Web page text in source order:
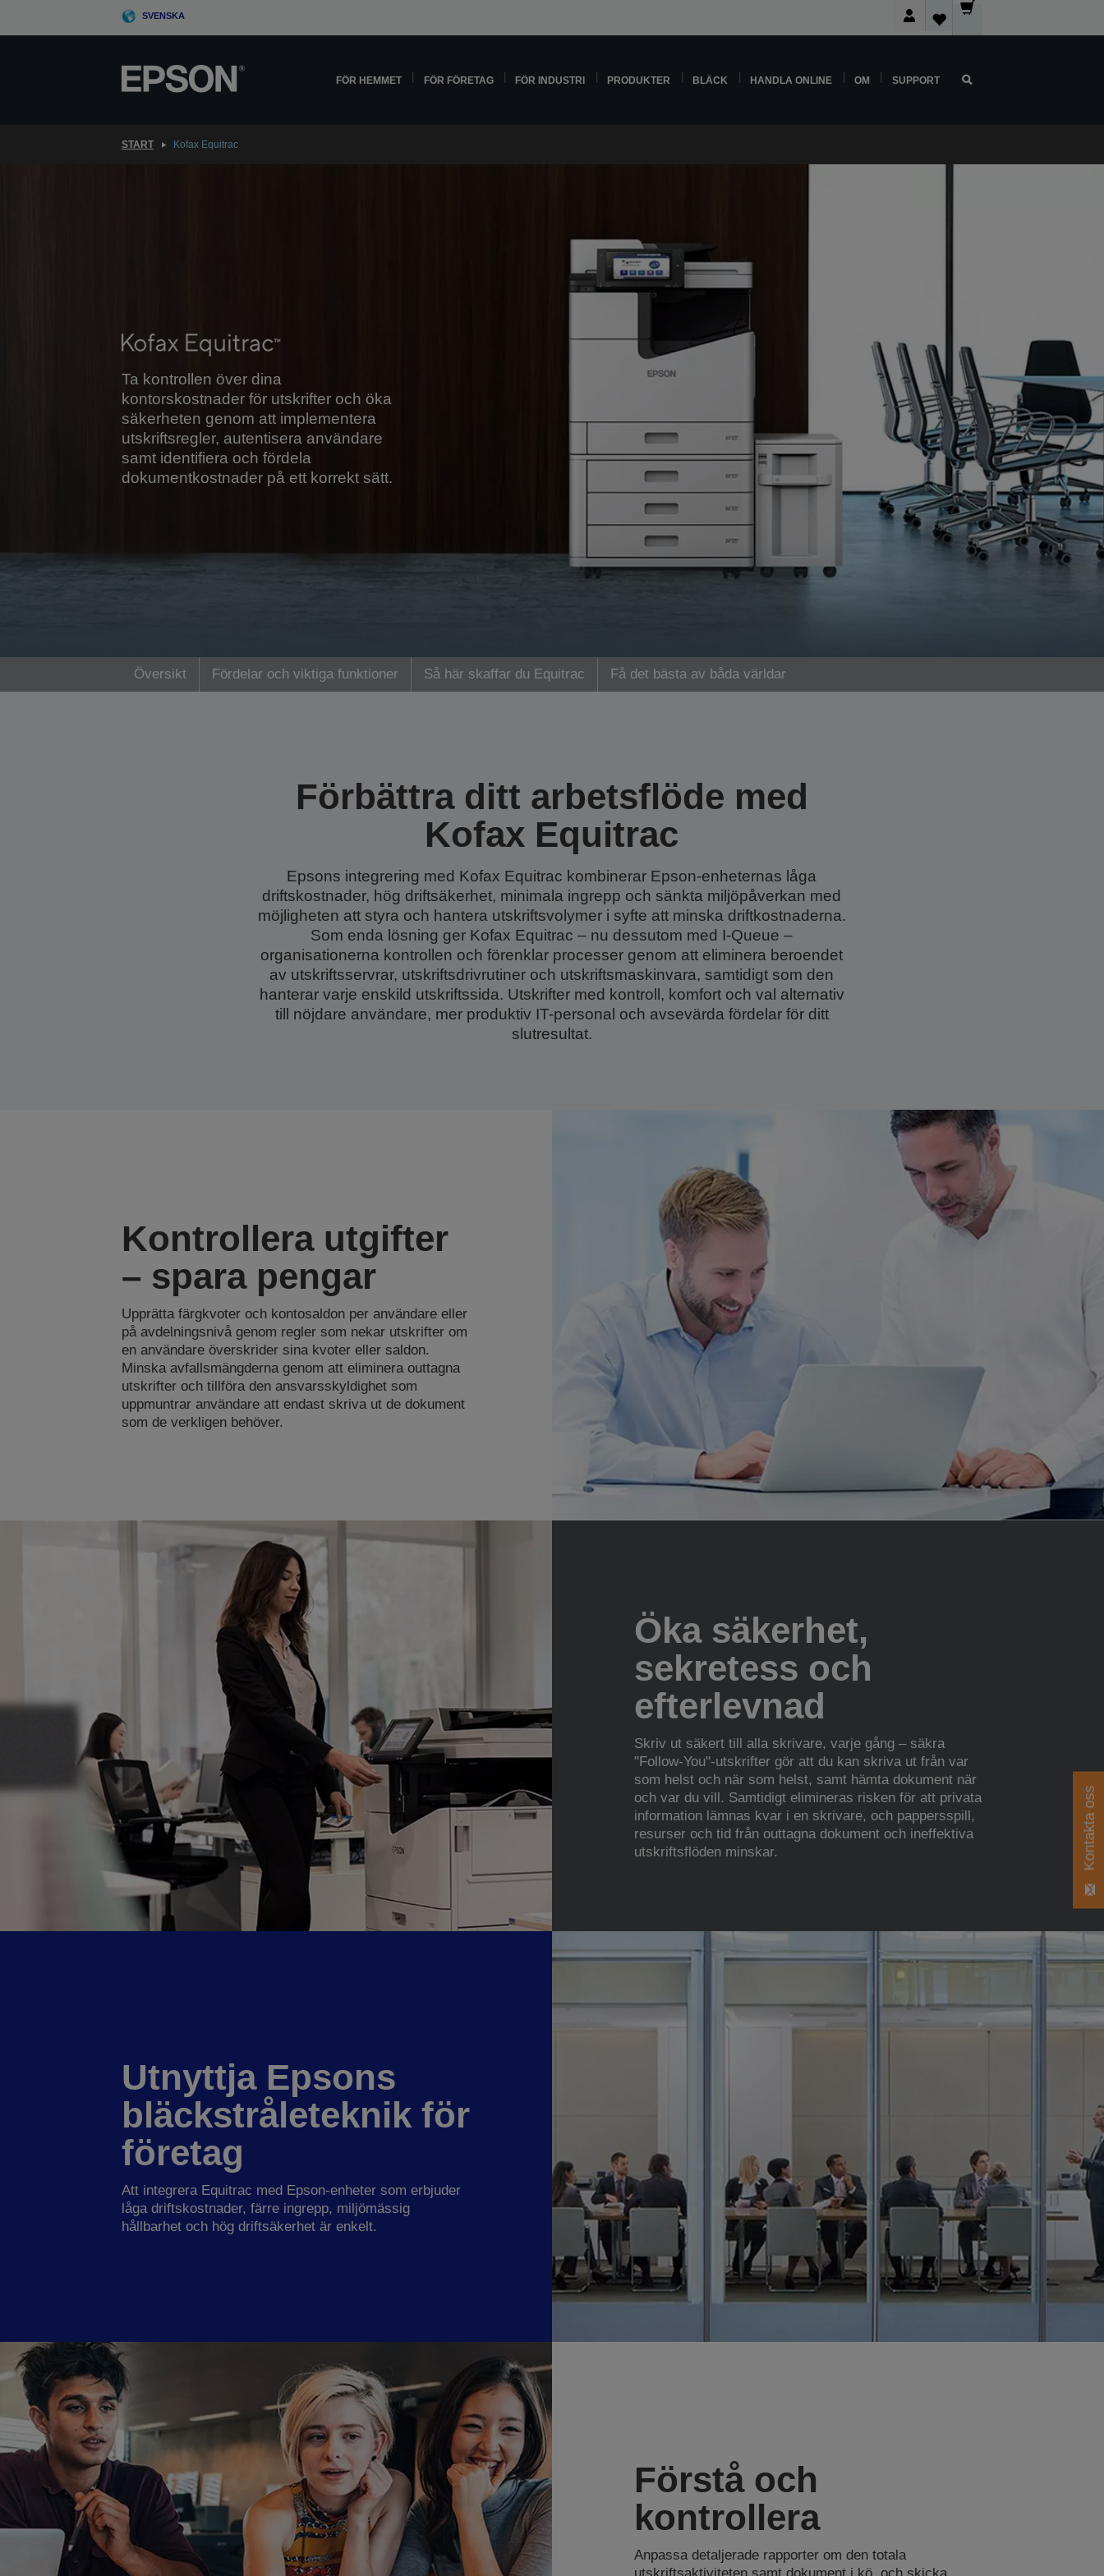
SVENSKA
FÖR HEMMET FÖR FÖRETAG FÖR INDUSTRI PRODUKTER BLÄCK HANDLA ONLINE OM SUPPORT
START Kofax Equitrac
Ta kontrollen över dina
kontorskostnader för utskrifter och öka
säkerheten genom att implementera
utskriftsregler, autentisera användare
samt identifiera och fördela
dokumentkostnader på ett korrekt sätt.
Översikt Fördelar och viktiga funktioner Så här skaffar du Equitrac Få det bästa av båda världar
Förbättra ditt arbetsflöde med
Kofax Equitrac
Epsons integrering med Kofax Equitrac kombinerar Epson-enheternas låga
driftskostnader, hög driftsäkerhet, minimala ingrepp och sänkta miljöpåverkan med
möjligheten att styra och hantera utskriftsvolymer i syfte att minska driftkostnaderna.
Som enda lösning ger Kofax Equitrac – nu dessutom med I-Queue –
organisationerna kontrollen och förenklar processer genom att eliminera beroendet
av utskriftsservrar, utskriftsdrivrutiner och utskriftsmaskinvara, samtidigt som den
hanterar varje enskild utskriftssida. Utskrifter med kontroll, komfort och val alternativ
till nöjdare användare, mer produktiv IT-personal och avsevärda fördelar för ditt
slutresultat.
Kontrollera utgifter
– spara pengar
Upprätta färgkvoter och kontosaldon per användare eller
på avdelningsnivå genom regler som nekar utskrifter om
en användare överskrider sina kvoter eller saldon.
Minska avfallsmängderna genom att eliminera outtagna
utskrifter och tillföra den ansvarsskyldighet som
uppmuntrar användare att endast skriva ut de dokument
som de verkligen behöver.
Öka säkerhet,
sekretess och
efterlevnad
Skriv ut säkert till alla skrivare, varje gång – säkra
"Follow-You"-utskrifter gör att du kan skriva ut från var
som helst och när som helst, samt hämta dokument när
och var du vill. Samtidigt elimineras risken för att privata
information lämnas kvar i en skrivare, och pappersspill,
resurser och tid från outtagna dokument och ineffektiva
utskriftsflöden minskar.
Utnyttja Epsons
bläckstråleteknik för
företag
Att integrera Equitrac med Epson-enheter som erbjuder
låga driftskostnader, färre ingrepp, miljömässig
hållbarhet och hög driftsäkerhet är enkelt.
Förstå och
kontrollera
Anpassa detaljerade rapporter om den totala
utskriftsaktiviteten samt dokument i kö, och skicka
Kontakta oss